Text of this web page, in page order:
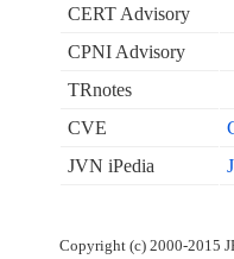
CERT Advisory
CPNI Advisory
TRnotes
CVE
JVN iPedia
Copyright (c) 2000-2015